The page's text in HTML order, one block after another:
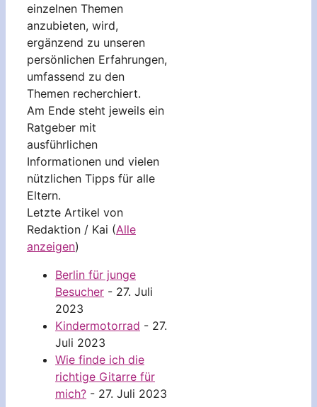
einzelnen Themen
anzubieten, wird,
ergänzend zu unseren
persönlichen Erfahrungen,
umfassend zu den
Themen recherchiert.
Am Ende steht jeweils ein
Ratgeber mit
ausführlichen
Informationen und vielen
nützlichen Tipps für alle
Eltern.
Letzte Artikel von
Redaktion / Kai (Alle
anzeigen)
Berlin für junge
Besucher - 27. Juli
2023
Kindermotorrad - 27.
Juli 2023
Wie finde ich die
richtige Gitarre für
mich? - 27. Juli 2023